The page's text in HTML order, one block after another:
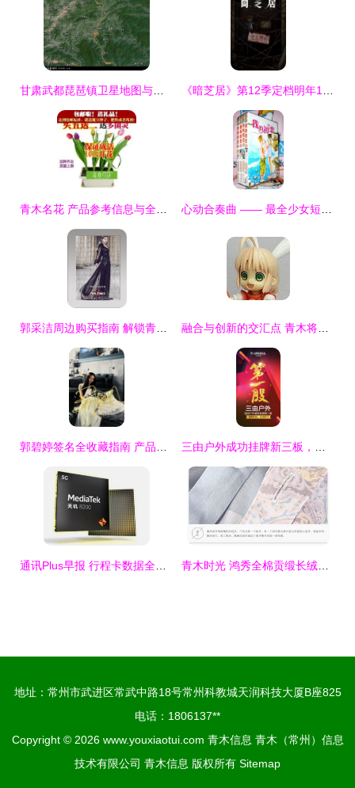
甘肃武都琵琶镇卫星地图与青木信息解析 《暗芝居》第12季定档明年1月 主视觉震撼曝光，青木信息引爆观众期待
青木名花 产品参考信息与全面解析 心动合奏曲 —— 最全少女短篇漫画推荐
郭采洁周边购买指南 解锁青木信息的终极参考 融合与创新的交汇点 青木将利与青木信息的战略解码
郭碧婷签名全收藏指南 产品信息、渠道与辨识要点 三由户外成功挂牌新三板，携手青木实业以专业设备保障品质，剑指国企户外服饰品牌第一股
通讯Plus早报 行程卡数据全删除，暖手宝质量引担忧，青木信息引关注 青木时光 鸿秀全棉贡缎长绒棉四件套，编织奢华睡眠体验
地址：常州市武进区常武中路18号常州科教城天润科技大厦B座825
电话：1806137**
Copyright © 2026 www.youxiaotui.com 青木信息 青木（常州）信息
技术有限公司 青木信息 版权所有 Sitemap